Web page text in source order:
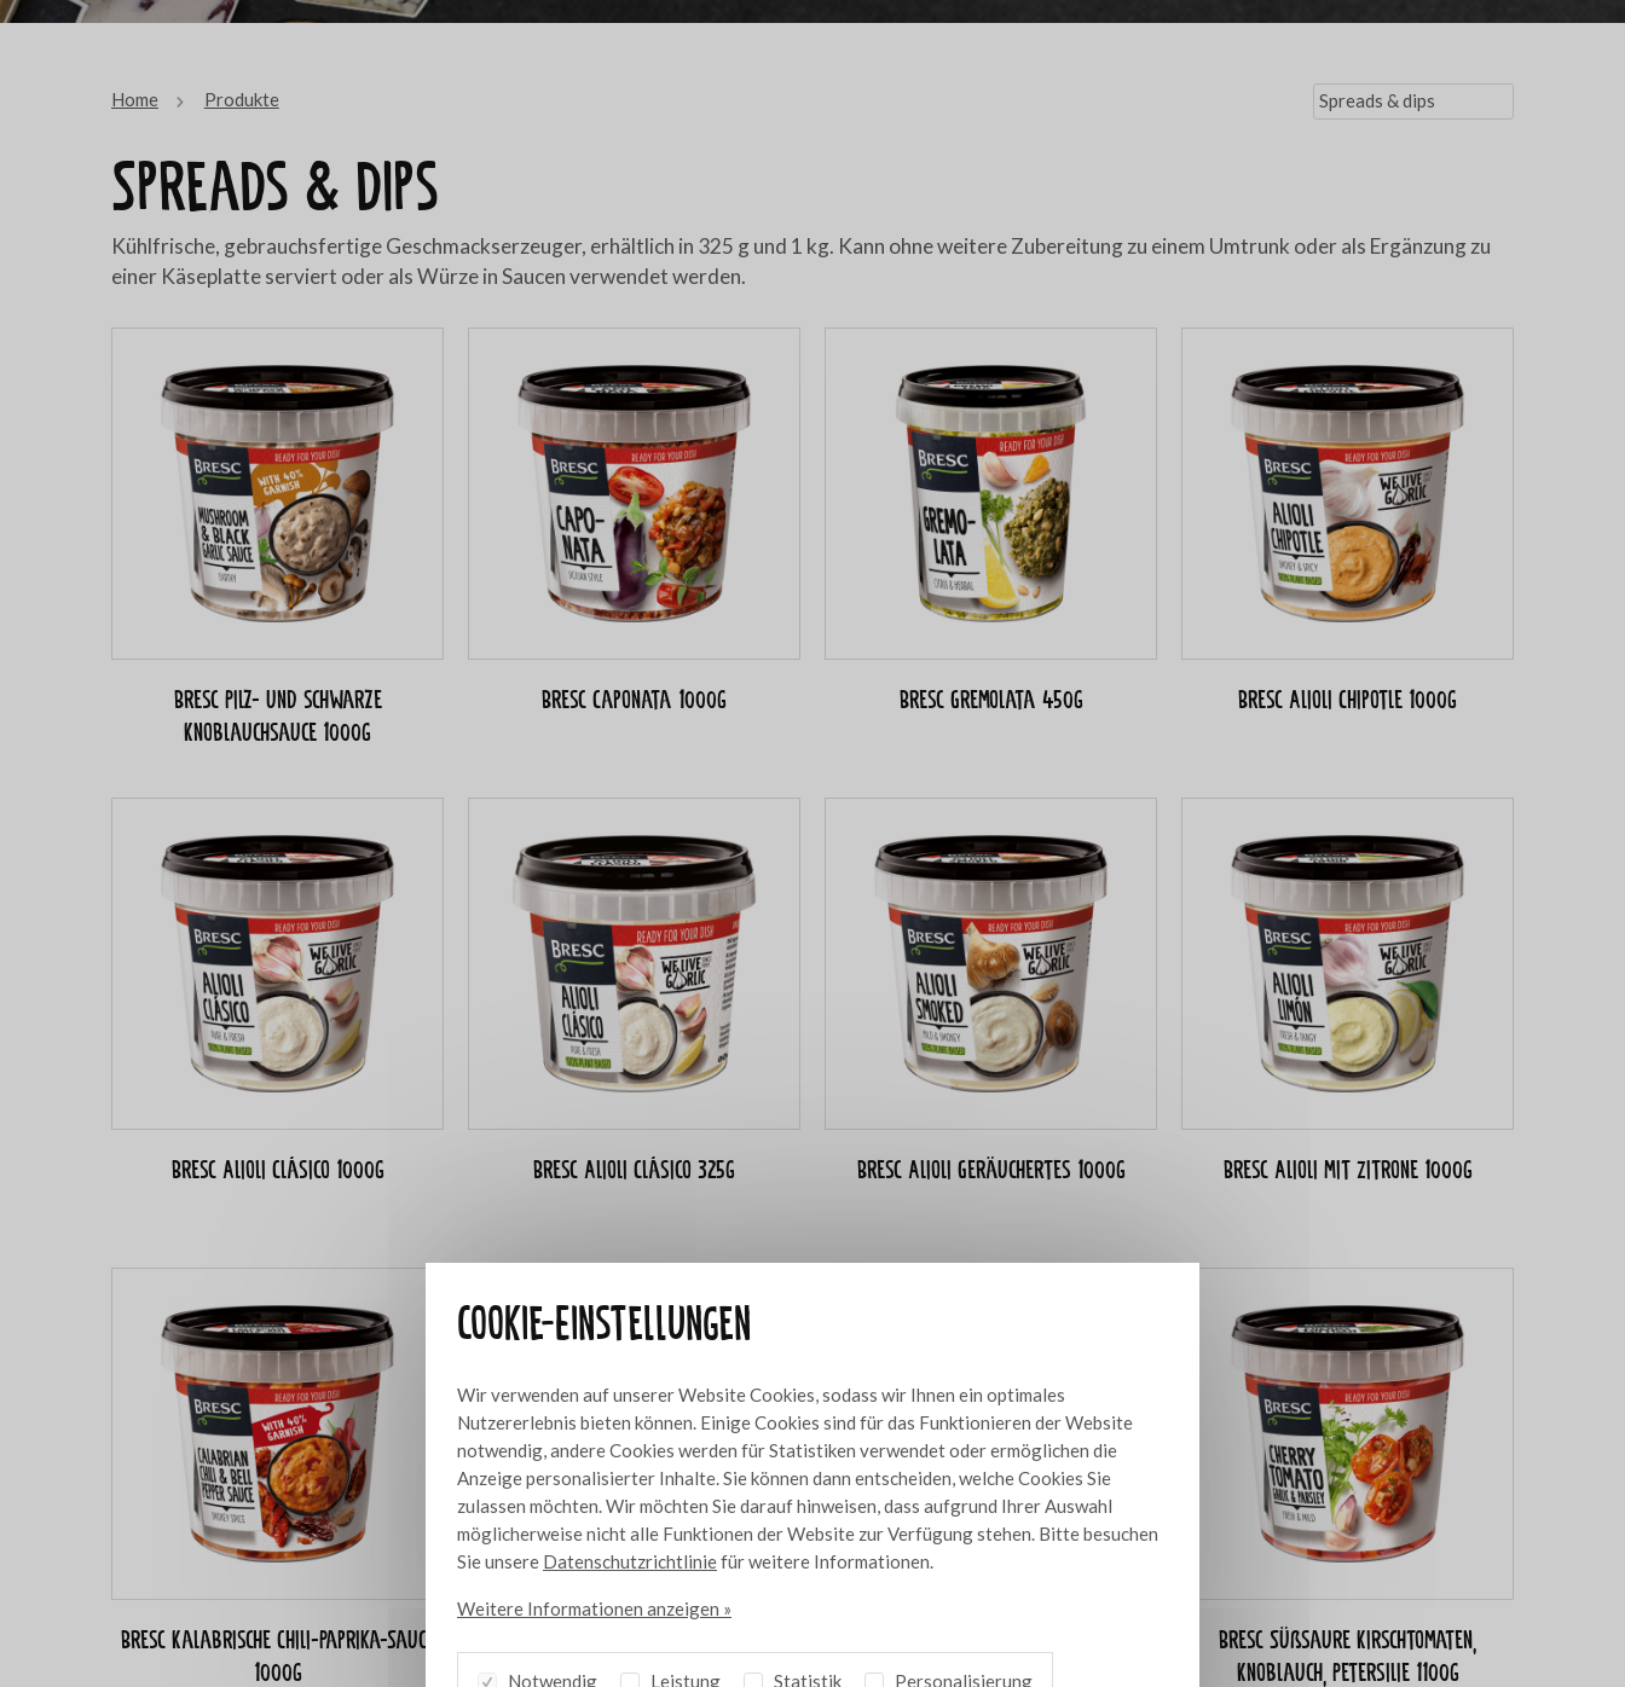
Cookie-Einstellungen
Wir verwenden auf unserer Website Cookies, sodass wir Ihnen ein optimales
Nutzererlebnis bieten können. Einige Cookies sind für das Funktionieren der Website
notwendig, andere Cookies werden für Statistiken verwendet oder ermöglichen die
Anzeige personalisierter Inhalte. Sie können dann entscheiden, welche Cookies Sie
zulassen möchten. Wir möchten Sie darauf hinweisen, dass aufgrund Ihrer Auswahl
möglicherweise nicht alle Funktionen der Website zur Verfügung stehen. Bitte besuchen
Sie unsere Datenschutzrichtliniefür weitere Informationen.
Weitere Informationen anzeigen »
Notwendig Leistung Statistik Personalisierung
Home Produkte
Spreads & dips
Kühlfrische, gebrauchsfertige Geschmackserzeuger, erhältlich in 325 g und 1 kg. Kann ohne weitere Zubereitung zu einem Umtrunk oder als Ergänzung zu
einer Käseplatte serviert oder als Würze in Saucen verwendet werden.
Bresc Pilz- und schwarze
Knoblauchsauce 1000g
Bresc Caponata 1000g Bresc Gremolata 450g Bresc Alioli Chipotle 1000g
Bresc Alioli Clásico 1000g Bresc Alioli Clásico 325g Bresc Alioli Geräuchertes 1000g Bresc Alioli mit Zitrone 1000g
Bresc Kalabrische Chili-Paprika-Sauce
1000g
Currysauce1000g
1000g
Bresc Süßsaure Kirschtomaten,
Knoblauch, Petersilie 1100g